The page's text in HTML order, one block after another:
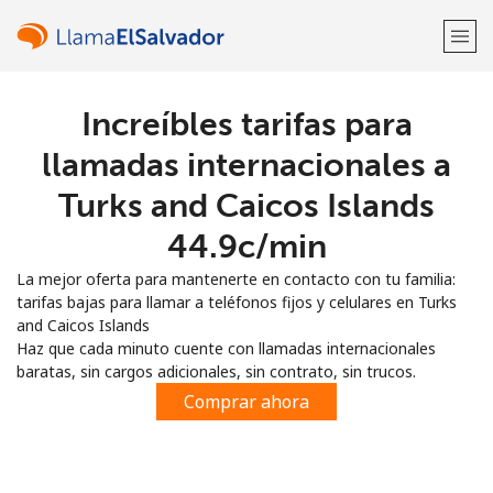
¡Bienvenido!
Regístrate con
o
Increíbles tarifas para
llamadas internacionales a
Turks and Caicos Islands
⁦44.9c⁩/min
La mejor oferta para mantenerte en contacto con tu familia:
tarifas bajas para llamar a teléfonos fijos y celulares en Turks
and Caicos Islands
Haz que cada minuto cuente con llamadas internacionales
baratas, sin cargos adicionales, sin contrato, sin trucos.
Comprar ahora